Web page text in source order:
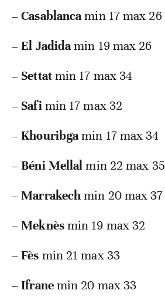
–Casablancamin 17 max 26
–El Jadidamin 19 max 26
– Settatmin 17 max 34
– Safimin 17 max 32
–Khouribgamin 17 max 34
–Béni Mellalmin 22 max 35
–Marrakechmin 20 max 37
–Meknèsmin 19 max 32
–Fès min 21 max 33
–Ifranemin 20 max 33